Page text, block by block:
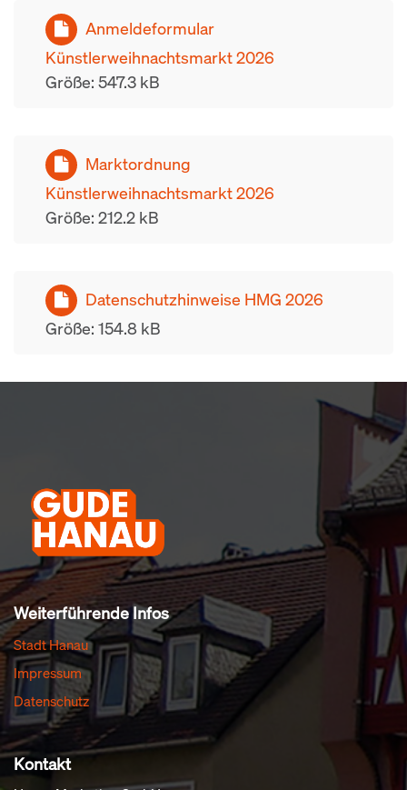
Anmeldeformular
Künstlerweihnachtsmarkt 2026
Größe: 547.3 kB
Marktordnung
Künstlerweihnachtsmarkt 2026
Größe: 212.2 kB
Datenschutzhinweise HMG 2026
Größe: 154.8 kB
Weiterführende Infos
Stadt Hanau
Impressum
Datenschutz
Kontakt